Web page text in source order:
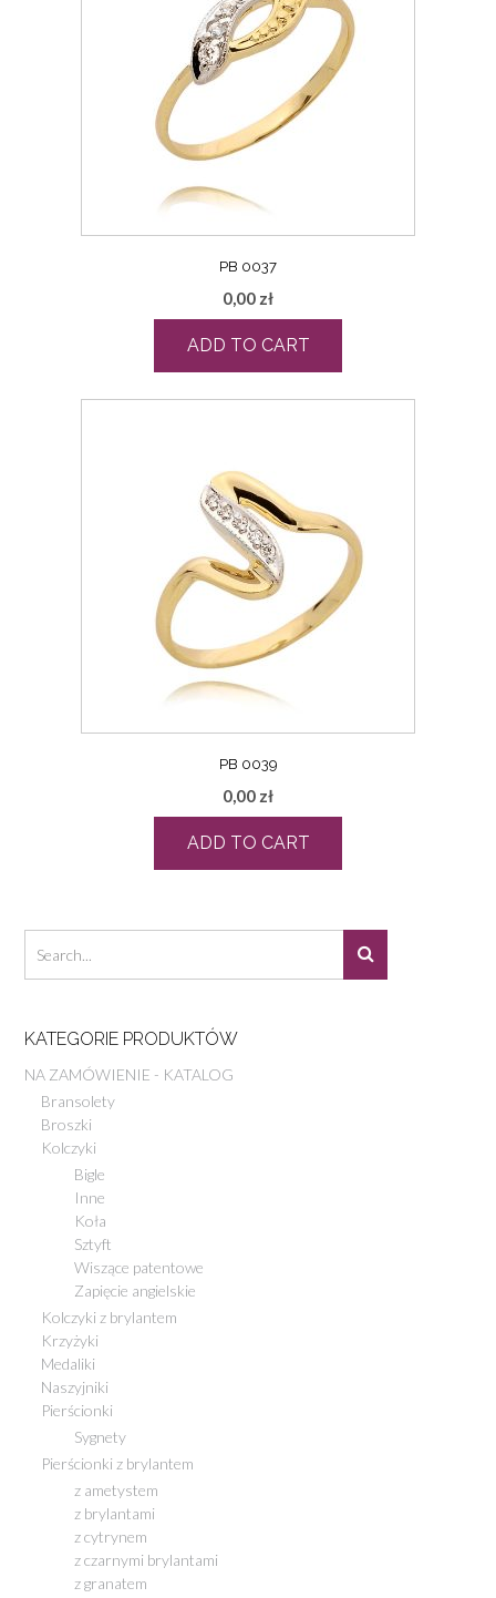
PB 0037
0,00 zł
ADD TO CART
PB 0039
0,00 zł
ADD TO CART
KATEGORIE PRODUKTÓW
NA ZAMÓWIENIE - KATALOG
Bransolety
Broszki
Kolczyki
Bigle
Inne
Koła
Sztyft
Wiszące patentowe
Zapięcie angielskie
Kolczyki z brylantem
Krzyżyki
Medaliki
Naszyjniki
Pierścionki
Sygnety
Pierścionki z brylantem
z ametystem
z brylantami
z cytrynem
z czarnymi brylantami
z granatem